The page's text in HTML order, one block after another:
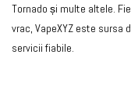
Tornado și multe altele.
vrac, VapeXYZ este sursa
servicii fiabile.